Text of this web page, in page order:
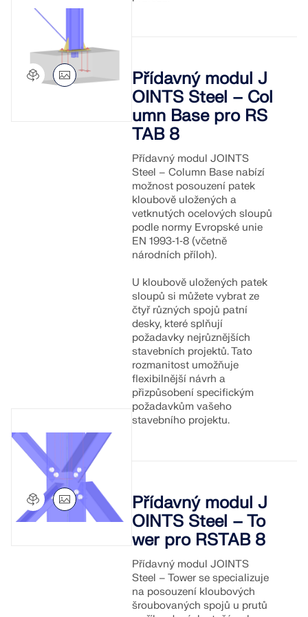
RWIND 3
CFD software pro digitální větrné tunely
Více informací
Dlubal API
Vaše brána do parametrického modelování a
Předplatné a ceny
Příklady
MKP pro ocelové spoje
Navrhujte a analyzujte ocelové spoje pomocí
CBFEM, v souladu s EN 1993‑1‑8 a AISC 360, plně
integrované v programu RFEM 6 pro rychlejší a
přesnější konstrukční pracovní postupy.
ZÍSKAT BEZPLATNOU LICENCI
SPOJTE SE S PODPOROU
novou úroveň.
PROHLÉDNĚTE SI AKTUÁLNÍ NABÍDKY PRÁCE
Přídavný modul J
OINTS Steel – Col
umn Base pro RS
TAB 8
Přídavný modul JOINTS
Steel – Column Base nabízí
možnost posouzení patek
kloubově uložených a
vetknutých ocelových sloupů
podle normy Evropské unie
EN 1993‑1‑8 (včetně
národních příloh).
U kloubově uložených patek
sloupů si můžete vybrat ze
čtyř různých spojů patní
desky, které splňují
požadavky nejrůznějších
stavebních projektů. Tato
rozmanitost umožňuje
flexibilnější návrh a
přizpůsobení specifickým
požadavkům vašeho
stavebního projektu.
Přídavný modul J
OINTS Steel – To
wer pro RSTAB 8
Přídavný modul JOINTS
Steel – Tower se specializuje
na posouzení kloubových
šroubovaných spojů u prutů